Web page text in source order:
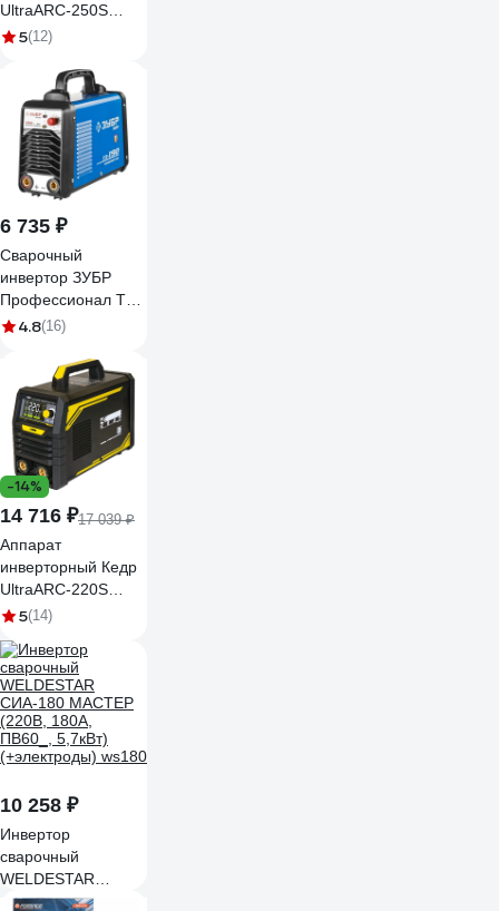
UltraARC-250S
Pulse Digital (230В,
8027929
5(12)
6 735 ₽
Сварочный
инвертор ЗУБР
Профессионал T3,
190А, MMA, IGBT,
180В ЗАС-Т3-190
4.8(16)
-14%
14 716 ₽17 039 ₽
Аппарат
инверторный Кедр
UltraARC-220S
Pulse Digital (230В,
5(14)
10 258 ₽
Инвертор
сварочный
WELDESTAR
СИА-180 МАСТЕР